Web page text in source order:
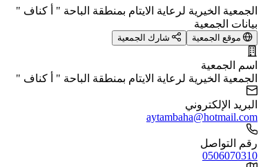
الجمعية الخيرية لرعاية الايتام بمنطقة الباحة " أ كناف "
بيانات الجمعية
موقع الجمعية شارك الجمعية
اسم الجمعية
الجمعية الخيرية لرعاية الايتام بمنطقة الباحة " أ كناف "
البريد الإلكتروني
aytambaha@hotmail.com
رقم التواصل
0506070310